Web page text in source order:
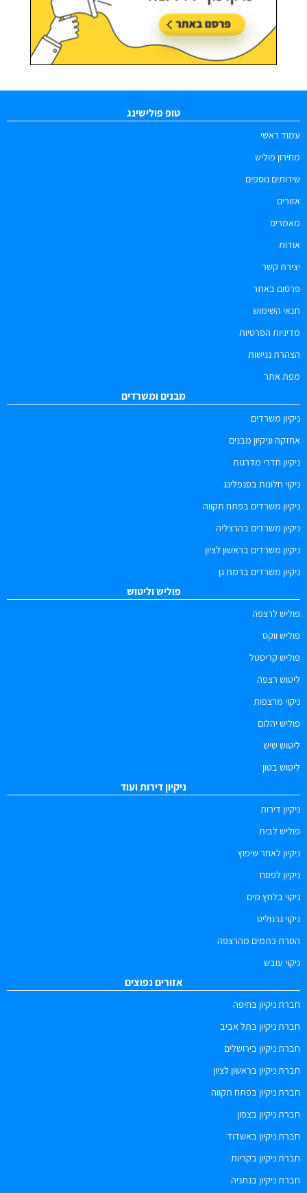
טופ פולישינג
עמוד ראשי
מחירון פוליש
שירותים נוספים
אזורים
מאמרים
אודות
יצירת קשר
פרסום באתר
תנאי השימוש
מדיניות הפרטיות
הצהרת נגישות
מפת אתר
מבנים ומשרדים
ניקיון משרדים
אחזקה וניקיון מבנים
ניקיון חדרי מדרגות
ניקוי חלונות בסנפלינג
ניקיון משרדים בפתח תקווה
ניקיון משרדים בהרצליה
ניקיון משרדים בראשון לציון
ניקיון משרדים ברמת גן
פוליש וליטוש
פוליש לרצפה
פוליש ווקס
פוליש קריסטל
ליטוש רצפה
ניקוי מרצפות
פוליש יהלום
ליטוש שיש
ליטוש בטון
ניקיון דירות ועוד
ניקיון דירות
פוליש לבית
ניקיון לאחר שיפוץ
ניקיון לפסח
ניקוי בלחץ מים
ניקוי גרנוליט
הסרת כתמים מהרצפה
ניקוי עובש
אזורים נפוצים
חברת ניקיון בחיפה
חברת ניקיון בתל אביב
חברת ניקיון בירושלים
חברת ניקיון בראשון לציון
חברת ניקיון בפתח תקווה
חברת ניקיון בצפון
חברת ניקיון באשדוד
חברת ניקיון בקריות
חברת ניקיון בנתניה